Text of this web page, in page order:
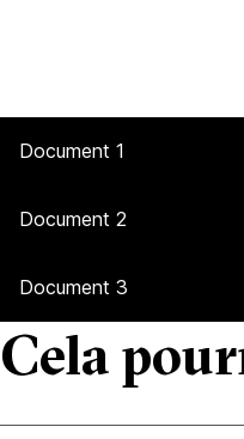
Document 1
Document 2
Document 3
Cela